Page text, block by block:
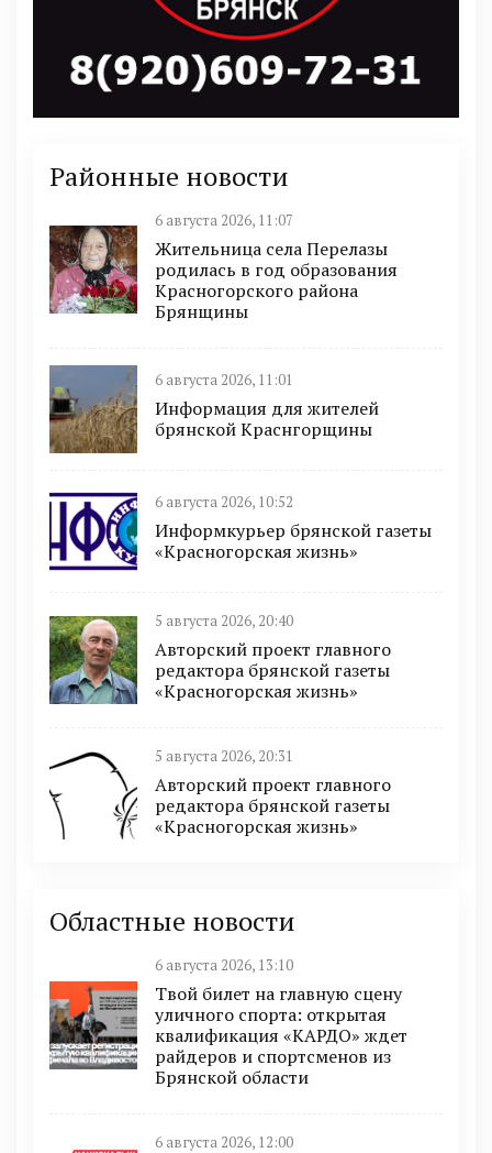
Районные новости
6 августа 2026, 11:07
Жительница села Перелазы
родилась в год образования
Красногорского района
Брянщины
6 августа 2026, 11:01
Информация для жителей
брянской Краснгорщины
6 августа 2026, 10:52
Информкурьер брянской газеты
«Красногорская жизнь»
5 августа 2026, 20:40
Авторский проект главного
редактора брянской газеты
«Красногорская жизнь»
5 августа 2026, 20:31
Авторский проект главного
редактора брянской газеты
«Красногорская жизнь»
Областные новости
6 августа 2026, 13:10
Твой билет на главную сцену
уличного спорта: открытая
квалификация «КАРДО» ждет
райдеров и спортсменов из
Брянской области
6 августа 2026, 12:00